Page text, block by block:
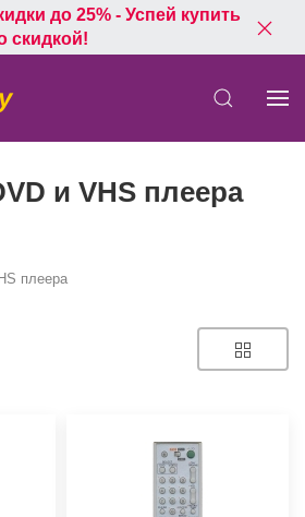
до 25% - Успей купить
скидкой!
и VHS плеера
плеера